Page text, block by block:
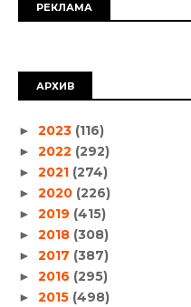
РЕКЛАМА
АРХИВ
► 2023 (116)
► 2022 (292)
► 2021 (274)
► 2020 (226)
► 2019 (415)
► 2018 (308)
► 2017 (387)
► 2016 (295)
► 2015 (498)